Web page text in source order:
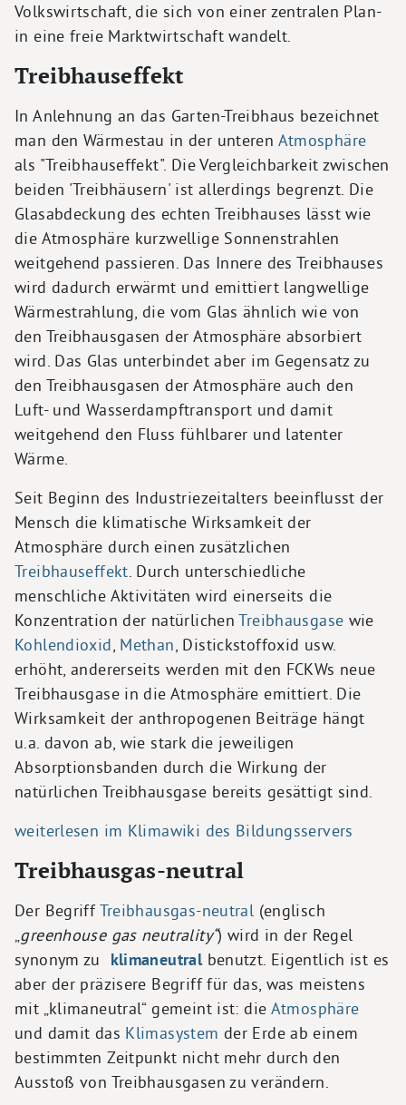
Volkswirtschaft, die sich von einer zentralen Plan-
in eine freie Marktwirtschaft wandelt.
Treibhauseffekt
In Anlehnung an das Garten-Treibhaus bezeichnet
man den Wärmestau in der unteren Atmosphäre
als "Treibhauseffekt". Die Vergleichbarkeit zwischen
beiden 'Treibhäusern' ist allerdings begrenzt. Die
Glasabdeckung des echten Treibhauses lässt wie
die Atmosphäre kurzwellige Sonnenstrahlen
weitgehend passieren. Das Innere des Treibhauses
wird dadurch erwärmt und emittiert langwellige
Wärmestrahlung, die vom Glas ähnlich wie von
den Treibhausgasen der Atmosphäre absorbiert
wird. Das Glas unterbindet aber im Gegensatz zu
den Treibhausgasen der Atmosphäre auch den
Luft- und Wasserdampftransport und damit
weitgehend den Fluss fühlbarer und latenter
Wärme.
Seit Beginn des Industriezeitalters beeinflusst der
Mensch die klimatische Wirksamkeit der
Atmosphäre durch einen zusätzlichen
Treibhauseffekt. Durch unterschiedliche
menschliche Aktivitäten wird einerseits die
Konzentration der natürlichenTreibhausgase wie
Kohlendioxid, Methan, Distickstoffoxid usw.
erhöht, andererseits werden mit den FCKWs neue
Treibhausgase in die Atmosphäre emittiert. Die
Wirksamkeit der anthropogenen Beiträge hängt
u.a. davon ab, wie stark die jeweiligen
Absorptionsbanden durch die Wirkung der
natürlichen Treibhausgase bereits gesättigt sind.
weiterlesen im Klimawiki des Bildungsservers
Treibhausgas-neutral
Der BegriffTreibhausgas-neutral (englisch
„greenhouse gas neutrality“) wird in der Regel
synonym zu klimaneutralbenutzt. Eigentlich ist es
aber der präzisere Begriff für das, was meistens
mit „klimaneutral“ gemeint ist: die Atmosphäre
und damit das Klimasystem der Erde ab einem
bestimmten Zeitpunkt nicht mehr durch den
Ausstoß von Treibhausgasen zu verändern.